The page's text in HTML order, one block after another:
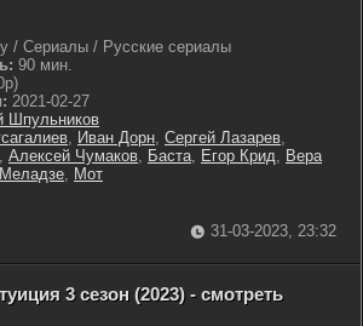
/ Сериалы / Русские сериалы
90 мин.
2021-02-27
Шпульников
, Иван Дорн, Сергей Лазарев,
, Алексей Чумаков, Баста, Егор Крид, Вера
, Мот
31-03-2023, 23:32
3 сезон (2023) - смотреть